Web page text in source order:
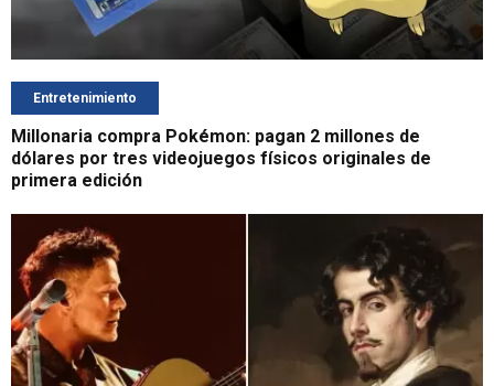
Entretenimiento
Millonaria compra Pokémon: pagan 2 millones de
dólares por tres videojuegos físicos originales de
primera edición